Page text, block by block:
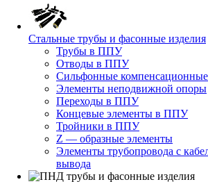
Стальные трубы и фасонные изделия
Трубы в ППУ
Отводы в ППУ
Сильфонные
Элементы неподвижной опоры
Переходы в ППУ
Концевые элементы в ППУ
Тройники в ППУ
Z — образные элементы
Элементы трубопровода с
вывода